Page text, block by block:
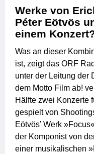
Werke von
Péter Eötvös
einem
Was an dieser
ist, zeigt das ORF
unter der Leitung der
dem Motto Film ab!
Hälfte zwei Konzerte
gespielt von
Eötvös’ Werk
der Komponist von
einer musikalischen